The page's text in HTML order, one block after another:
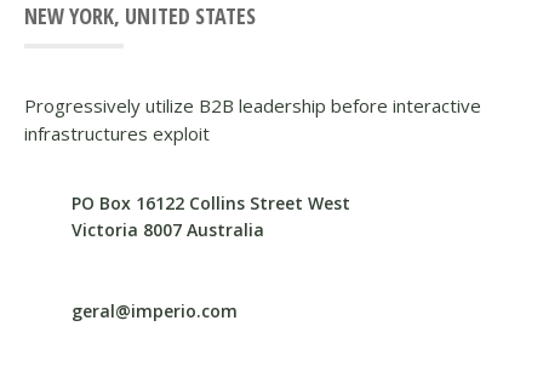
NEW YORK, UNITED STATES
Progressively utilize B2B leadership before interactive
infrastructures exploit
PO Box 16122 Collins Street West
Victoria 8007 Australia
geral@imperio.com